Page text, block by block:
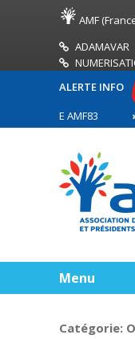
AMF
ADAMAVAR
ALERTE INFO
PRESSE AMF83
en première ligne
Menu
Catégorie: